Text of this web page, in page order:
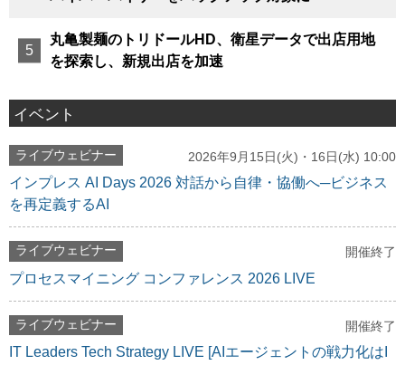
丸亀製麺のトリドールHD、衛星データで出店用地
を探索し、新規出店を加速
イベント
ライブウェビナー 2026年9月15日(火)・16日(水) 10:00
インプレス AI Days 2026 対話から自律・協働へ─ビジネス
を再定義するAI
ライブウェビナー 開催終了
プロセスマイニング コンファレンス 2026 LIVE
ライブウェビナー 開催終了
IT Leaders Tech Strategy LIVE [AIエージェントの戦力化はI